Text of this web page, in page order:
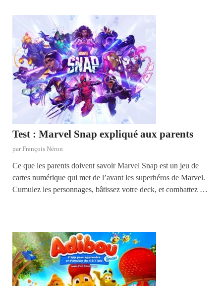
Test : Marvel Snap expliqué aux parents
parFrançois Néron
Ce que les parents doivent savoir Marvel Snap est un jeu de
cartes numérique qui met de l’avant les superhéros de Marvel.
Cumulez les personnages, bâtissez votre deck, et combattez …